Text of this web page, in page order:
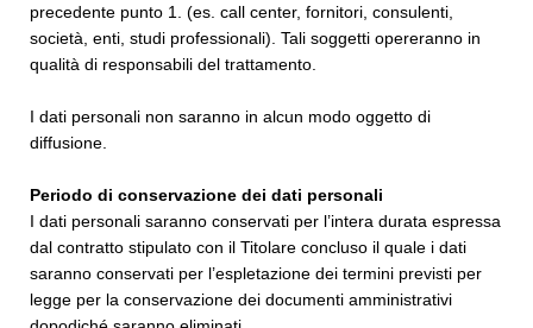
precedente punto 1. (es. call center, fornitori, consulenti,
società, enti, studi professionali). Tali soggetti opereranno in
qualità di responsabili del trattamento.
I dati personali non saranno in alcun modo oggetto di
diffusione.
Periodo di conservazione dei dati personali
I dati personali saranno conservati per l’intera durata espressa
dal contratto stipulato con il Titolare concluso il quale i dati
saranno conservati per l’espletazione dei termini previsti per
legge per la conservazione dei documenti amministrativi